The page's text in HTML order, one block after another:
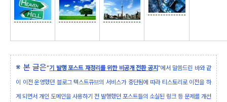
※ 본 글은"기 발행 포스트 재정리를 위한 비공개 전환 공지 "에서 말씀드린 바와 같
이 이전 운영했던 블로그 텍스트큐브의 서비스가 중단됨에 따라 티스토리로 이전을 하
게 되면서 개인 도메인을 사용하기 전 발행했던 포스트들의 소실된 링크 등 문제를 개선